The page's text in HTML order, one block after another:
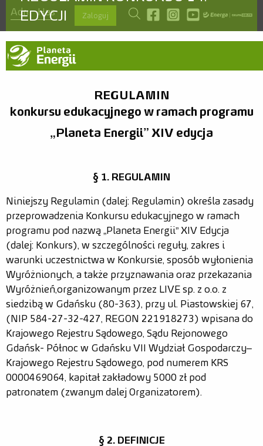
Zaloguj
szukajOdwiedź nas na facebook
Odwiedź nas na instagram
Odwiedź nas na
O programie
Ambasadorzy
Regulamin
Zasady
Nagrody
Szablon prezentacji
Dla mediów
Misja
Kraina bioróżnorodności
Kraina prądu
Kraina odpadów
Nauczyciel
Przewodnik
EDYCJI
REGULAMIN
konkursu edukacyjnego w ramach programu
„Planeta Energii” XIV edycja
§ 1. REGULAMIN
Niniejszy Regulamin (dalej: Regulamin) określa zasady
przeprowadzenia Konkursu edukacyjnego w ramach
programu pod nazwą „Planeta Energii” XIV Edycja
(dalej: Konkurs), w szczególności reguły, zakres i
warunki uczestnictwa w Konkursie, sposób wyłonienia
Wyróżnionych, a także przyznawania oraz przekazania
Wyróżnień, organizowanym przez LIVE sp. z o.o. z
siedzibą w Gdańsku (80-363), przy ul. Piastowskiej 67,
(NIP 584-27-32-427, REGON 221918273) wpisana do
Krajowego Rejestru Sądowego, Sądu Rejonowego
Gdańsk- Północ w Gdańsku VII Wydział Gospodarczy–
Krajowego Rejestru Sądowego, pod numerem KRS
0000469064, kapitał zakładowy 5000 zł pod
patronatem (zwanym dalej Organizatorem).
§ 2. DEFINICJE